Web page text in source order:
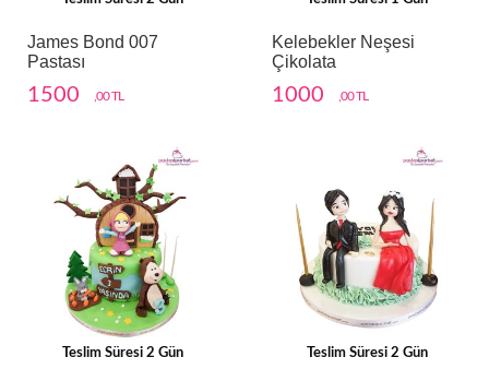
James Bond 007
Pastası
1500 ,00 TL
Kelebekler Neşesi
Çikolata
1000 ,00 TL
Teslim Süresi 2 Gün Teslim Süresi 2 Gün